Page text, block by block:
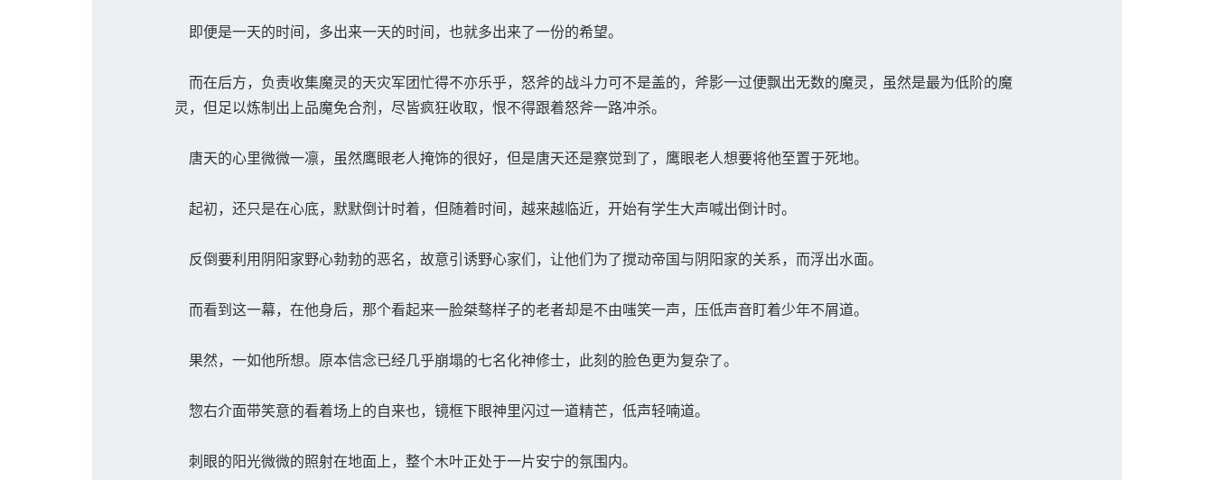
即便是一天的时间，多出来一天的时间，也就多出来了一份的希望。
而在后方，负责收集魔灵的天灾军团忙得不亦乐乎，怒斧的战斗力可不是盖的，斧影一过便飘出无数的魔灵，虽然是最为低阶的魔
灵，但足以炼制出上品魔免合剂，尽皆疯狂收取，恨不得跟着怒斧一路冲杀。
唐天的心里微微一凛，虽然鹰眼老人掩饰的很好，但是唐天还是察觉到了，鹰眼老人想要将他至置于死地。
起初，还只是在心底，默默倒计时着，但随着时间，越来越临近，开始有学生大声喊出倒计时。
反倒要利用阴阳家野心勃勃的恶名，故意引诱野心家们，让他们为了搅动帝国与阴阳家的关系，而浮出水面。
而看到这一幕，在他身后，那个看起来一脸桀骜样子的老者却是不由嗤笑一声，压低声音盯着少年不屑道。
果然，一如他所想。原本信念已经几乎崩塌的七名化神修士，此刻的脸色更为复杂了。
惣右介面带笑意的看着场上的自来也，镜框下眼神里闪过一道精芒，低声轻喃道。
刺眼的阳光微微的照射在地面上，整个木叶正处于一片安宁的氛围内。